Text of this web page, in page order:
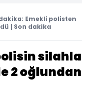
Emekli polisten
| Son dakika
silahla
2 oğlundan